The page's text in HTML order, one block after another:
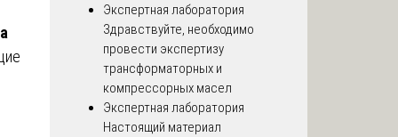
Экспертная лаборатория
Здравствуйте, необходимо
провести экспертизу
трансформаторных и
компрессорных масел
Экспертная лаборатория
Настоящий материал